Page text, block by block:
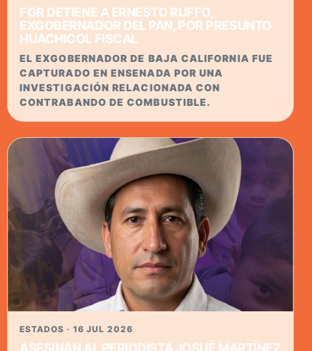
FGR DETIENE A ERNESTO RUFFO,
EXGOBERNADOR DEL PAN, POR PRESUNTO
HUACHICOL FISCAL
EL EXGOBERNADOR DE BAJA CALIFORNIA FUE
CAPTURADO EN ENSENADA POR UNA
INVESTIGACIÓN RELACIONADA CON
CONTRABANDO DE COMBUSTIBLE.
ESTADOS · 16 JUL 2026
ASESINAN AL PERIODISTA JOSUÉ MARTÍNEZ